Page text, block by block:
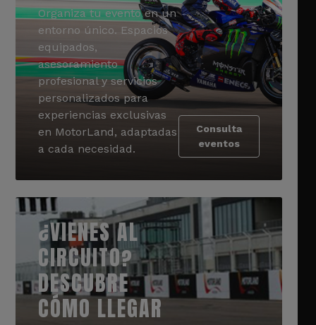
Organiza tu evento en un
entorno único. Espacios
equipados,
asesoramiento
profesional y servicios
personalizados para
experiencias exclusivas
en MotorLand, adaptadas
a cada necesidad.
Consulta
eventos
¿VIENES AL
CIRCUITO?
DESCUBRE
CÓMO LLEGAR